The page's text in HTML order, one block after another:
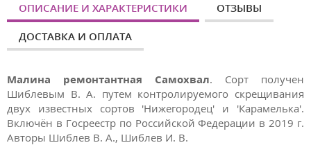
ОПИСАНИЕ И ХАРАКТЕРИСТИКИ ОТЗЫВЫ
ДОСТАВКА И ОПЛАТА
Малина ремонтантная Самохвал. Сорт получен
Шиблевым В. А. путем контролируемого скрещивания
двух известных сортов 'Нижегородец' и 'Карамелька'.
Включён в Госреестр по Российской Федерации в 2019 г.
Авторы Шиблев В. А., Шиблев И. В.